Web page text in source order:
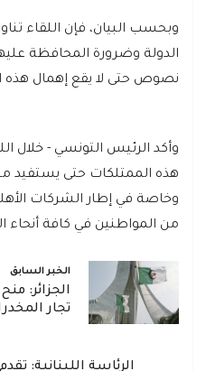
وبحسب البيان، فإن اللقاء
الدولة وضرورة المحافظة
نصوص حتى لا يقع إهمال هذه
وأكد الرئيس التونسي - خلال
هذه الممتلكات حتى يستفيد
وخاصة في إطار الشركات
من المواطنين في كافة أنحاء
الخبر السابق
الجزائر:
تجار
الرئاسة اللبنانية: